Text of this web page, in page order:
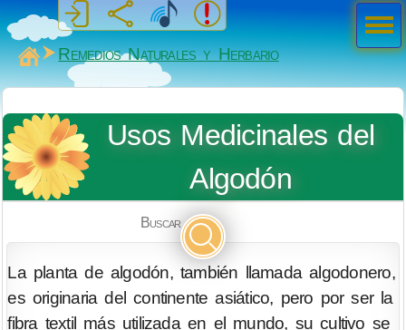
MiSabueso
Remedios Naturales y Herbario
Usos Medicinales del
Algodón
Buscar
La planta de algodón, también llamada algodonero,
es originaria del continente asiático, pero por ser la
fibra textil más utilizada en el mundo, su cultivo se
Men
ú